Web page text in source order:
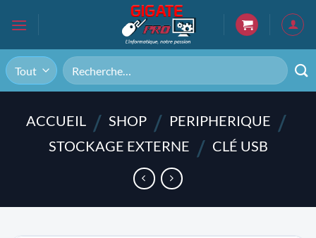
Recherche
pour :
ACCUEIL / SHOP / PERIPHERIQUE /
STOCKAGE EXTERNE / CLÉ USB